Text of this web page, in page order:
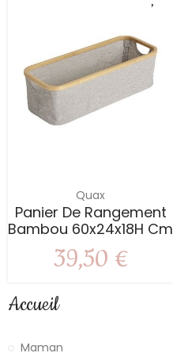
Quax
Panier De Rangement
Bambou 60x24x18H Cm
39,50 €
Accueil
Maman